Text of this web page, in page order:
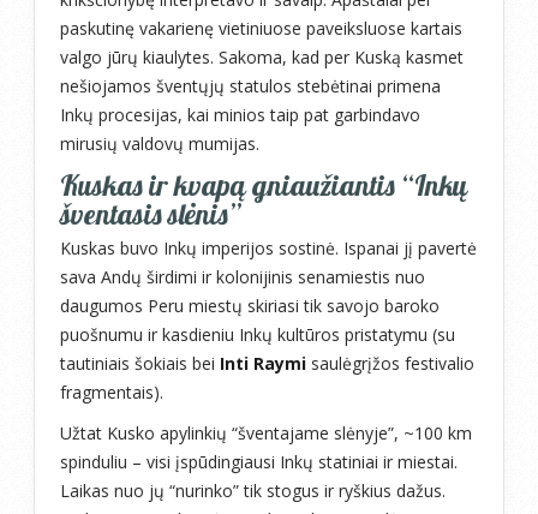
paskutinę vakarienę vietiniuose paveiksluose kartais
valgo jūrų kiaulytes. Sakoma, kad per Kuską kasmet
nešiojamos šventųjų statulos stebėtinai primena
Inkų procesijas, kai minios taip pat garbindavo
mirusių valdovų mumijas.
Kuskas ir kvapą gniaužiantis “Inkų
šventasis slėnis”
Kuskas buvo Inkų imperijos sostinė. Ispanai jį pavertė
sava Andų širdimi ir kolonijinis senamiestis nuo
daugumos Peru miestų skiriasi tik savojo baroko
puošnumu ir kasdieniu Inkų kultūros pristatymu (su
tautiniais šokiais bei Inti Raymi saulėgrįžos festivalio
fragmentais).
Užtat Kusko apylinkių “šventajame slėnyje”, ~100 km
spinduliu – visi įspūdingiausi Inkų statiniai ir miestai.
Laikas nuo jų “nurinko” tik stogus ir ryškius dažus.